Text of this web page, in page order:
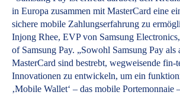
in Europa zusammen mit MasterCard eine
sichere mobile Zahlungserfahrung zu
Injong Rhee, EVP von Samsung
of Samsung Pay. „Sowohl Samsung Pay als
MasterCard sind bestrebt, wegweisende fin-
Innovationen zu entwickeln, um ein
‚Mobile Wallet‘ – das mobile Portemonnaie